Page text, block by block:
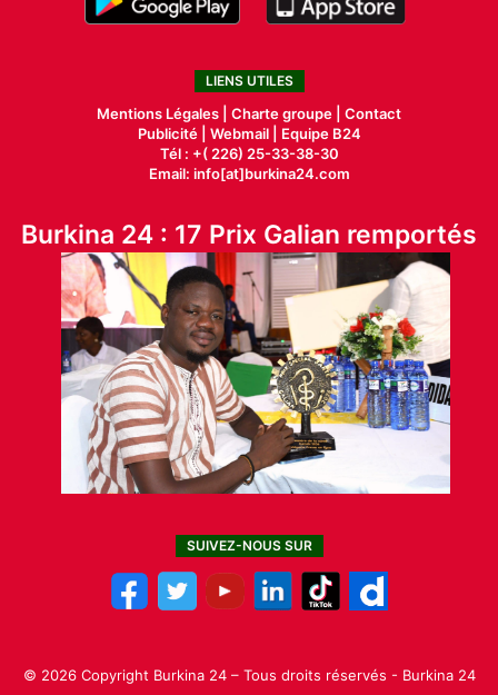
LIENS UTILES
Mentions Légales | Charte groupe | Contact
Publicité| Webmail |
Equipe B24
Tél : +( 226) 25-33-38-30
Email: info[at]burkina24.com
Burkina 24 : 17 Prix Galian remportés
SUIVEZ-NOUS SUR
© 2026 Copyright Burkina 24 – Tous droits réservés - Burkina 24